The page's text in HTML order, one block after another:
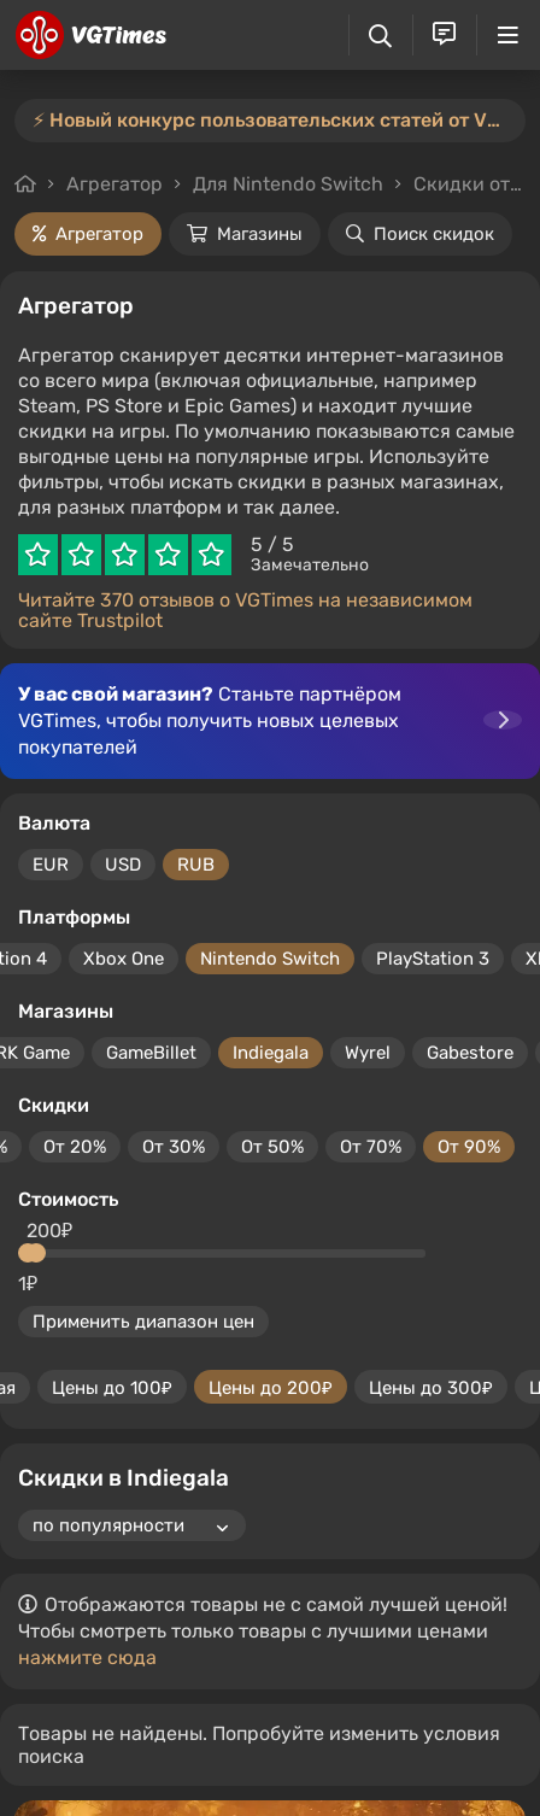
⚡️ Новый конкурс пользовательских статей от VGTimes — участвуйте тут ⚡️
Агрегатор Для Nintendo Switch Скидки от 90%
Агрегатор Магазины Поиск скидок
Агрегатор
Агрегатор сканирует десятки интернет-магазинов
со всего мира (включая официальные, например
Steam, PS Store и Epic Games) и находит лучшие
скидки на игры. По умолчанию показываются самые
выгодные цены на популярные игры. Используйте
фильтры, чтобы искать скидки в разных магазинах,
для разных платформ и так далее.
5 / 5
Замечательно
Читайте 370 отзывов о VGTimes на независимом
сайте Trustpilot
У вас свой магазин? Станьте партнёром
VGTimes, чтобы получить новых целевых
покупателей
Валюта
EUR USD RUB
Платформы
4 Xbox One Nintendo Switch PlayStation 3
Магазины
Game GameBillet Indiegala Wyrel Gabestore
Скидки
От 20% От 30% От 50% От 70% От 90%
Стоимость
1₽
200₽
Применить диапазон цен
Цены до 100₽ Цены до 200₽ Цены до 300₽
Скидки в Indiegala
Отображаются товары не с самой лучшей ценой!
Чтобы смотреть только товары с лучшими ценами
нажмите сюда
Товары не найдены. Попробуйте изменить условия
поиска